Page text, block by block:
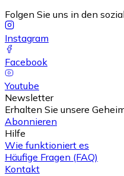
Folgen Sie uns in den
Instagram
Facebook
Youtube
Newsletter
Erhalten Sie unsere
Abonnieren
Hilfe
Wie funktioniert es
Häufige Fragen (FAQ)
Kontakt